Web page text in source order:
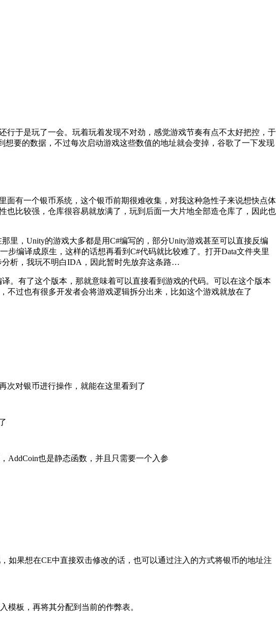
于是玩了一会。玩着玩着发现不对劲，感觉游戏节奏有点不太好把控，于
想要的数据，不过每次启动游戏这些数值的地址就会变掉，谷歌了一下发现
有一个银币系统，这个银币前期很难收集，对我这种急性子来说想快点体
比较强，仓库很容易就放满了，玩到后面一大片地全部造仓库了，因此也
里，Unity的游戏大多都是用C#编写的，部分Unity游戏甚至可以直接反编
编译成原生，这样的话想再看到C#代码就比较难了。打开Data文件夹里
分析，我玩不明白IDA，因此暂时先放弃这条路…
。有了这个版本，那就意味着可以直接看到游戏的代码。可以在这个版本
不过也有很多开发者会将游戏逻辑拆分出来，比如这个游戏就放在了
次对银币进行操作，就能在这里看到了
AddCoin也是静态函数，并且只需要一个入参
如果想在CE中直接双击修改的话，也可以通过注入的方式将银币的地址注
模板，再将其分配到当前的作弊表。